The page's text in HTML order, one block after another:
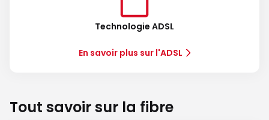
Technologie ADSL
En savoir plus sur l'ADSL
Tout savoir sur la fibre